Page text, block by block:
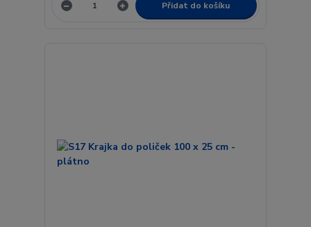
Přidat do košíku